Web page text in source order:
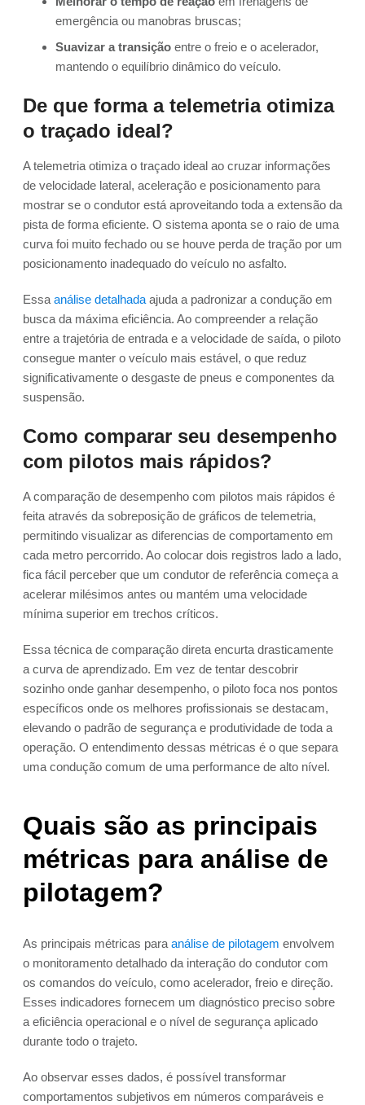
emergência ou manobras bruscas;
Suavizar a transição entre o freio e o acelerador,
mantendo o equilíbrio dinâmico do veículo.
De que forma a telemetria otimiza
o traçado ideal?
A telemetria otimiza o traçado ideal ao cruzar informações
de velocidade lateral, aceleração e posicionamento para
mostrar se o condutor está aproveitando toda a extensão da
pista de forma eficiente. O sistema aponta se o raio de uma
curva foi muito fechado ou se houve perda de tração por um
posicionamento inadequado do veículo no asfalto.
Essa análise detalhada ajuda a padronizar a condução em
busca da máxima eficiência. Ao compreender a relação
entre a trajetória de entrada e a velocidade de saída, o piloto
consegue manter o veículo mais estável, o que reduz
significativamente o desgaste de pneus e componentes da
suspensão.
Como comparar seu desempenho
com pilotos mais rápidos?
A comparação de desempenho com pilotos mais rápidos é
feita através da sobreposição de gráficos de telemetria,
permitindo visualizar as diferencias de comportamento em
cada metro percorrido. Ao colocar dois registros lado a lado,
fica fácil perceber que um condutor de referência começa a
acelerar milésimos antes ou mantém uma velocidade
mínima superior em trechos críticos.
Essa técnica de comparação direta encurta drasticamente
a curva de aprendizado. Em vez de tentar descobrir
sozinho onde ganhar desempenho, o piloto foca nos pontos
específicos onde os melhores profissionais se destacam,
elevando o padrão de segurança e produtividade de toda a
operação. O entendimento dessas métricas é o que separa
uma condução comum de uma performance de alto nível.
Quais são as principais
métricas para análise de
pilotagem?
As principais métricas para análise de pilotagem envolvem
o monitoramento detalhado da interação do condutor com
os comandos do veículo, como acelerador, freio e direção.
Esses indicadores fornecem um diagnóstico preciso sobre
a eficiência operacional e o nível de segurança aplicado
durante todo o trajeto.
Ao observar esses dados, é possível transformar
comportamentos subjetivos em números comparáveis e